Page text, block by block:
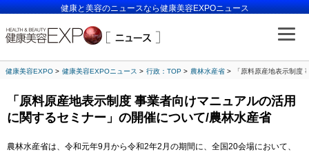
健康と美容のニュースなら健康美容EXPOニュース
健康美容EXPO 健康美容EXPOニュース 行政：TOP 農林水産省 「原料原産地表示制度
「原料原産地表示制度 事業者向けマニュアルの活用
に関するセミナー」の開催について/農林水産省
農林水産省は、令和元年9月から令和2年2月の期間に、全国20会場において、